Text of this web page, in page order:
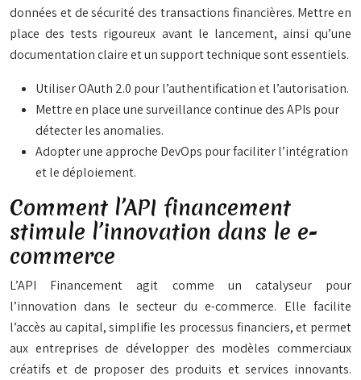
données et de sécurité des transactions financières. Mettre en
place des tests rigoureux avant le lancement, ainsi qu’une
documentation claire et un support technique sont essentiels.
Utiliser OAuth 2.0 pour l’authentification et l’autorisation.
Mettre en place une surveillance continue des APIs pour
détecter les anomalies.
Adopter une approche DevOps pour faciliter l’intégration
et le déploiement.
Comment l’API financement
stimule l’innovation dans le e-
commerce
L’API Financement agit comme un catalyseur pour
l’innovation dans le secteur du e-commerce. Elle facilite
l’accès au capital, simplifie les processus financiers, et permet
aux entreprises de développer des modèles commerciaux
créatifs et de proposer des produits et services innovants.